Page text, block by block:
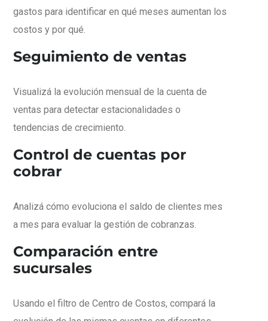
gastos para identificar en qué meses aumentan los
costos y por qué.
Seguimiento de ventas
Visualizá la evolución mensual de la cuenta de
ventas para detectar estacionalidades o
tendencias de crecimiento.
Control de cuentas por
cobrar
Analizá cómo evoluciona el saldo de clientes mes
a mes para evaluar la gestión de cobranzas.
Comparación entre
sucursales
Usando el filtro de Centro de Costos, compará la